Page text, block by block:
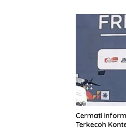
Cermati
Terkecoh